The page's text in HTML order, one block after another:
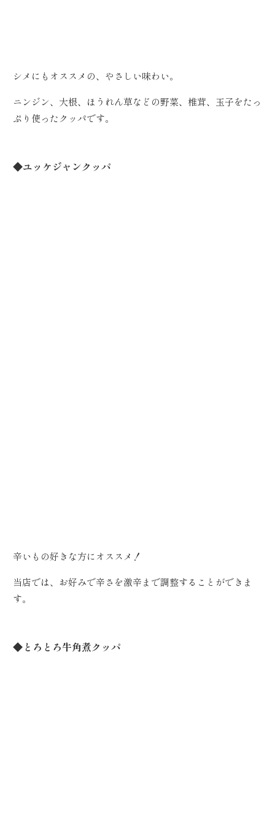
シメにもオススメの、やさしい味わい。
ニンジン、大根、ほうれん草などの野菜、椎茸、玉子をたっ
ぷり使ったクッパです。
◆ユッケジャンクッパ
辛いもの好きな方にオススメ！
当店では、お好みで辛さを激辛まで調整することができま
す。
◆とろとろ牛角煮クッパ